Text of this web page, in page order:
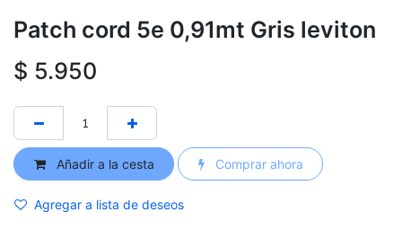
Patch cord 5e 0,91mt Gris leviton
$ 5.950
Añadir a la cesta Comprar ahora
Agregar a lista de deseos